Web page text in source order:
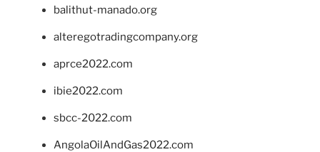
balithut-manado.org
alteregotradingcompany.org
aprce2022.com
ibie2022.com
sbcc-2022.com
AngolaOilAndGas2022.com